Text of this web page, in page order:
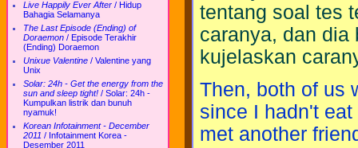
Live Happily Ever After / Hidup
Bahagia Selamanya
The Last Episode (Ending) of
Doraemon / Episode Terakhir
(Ending) Doraemon
Unixue Valentine / Valentine yang
Unix
Solar: 24h - Get the energy from the
sun and sleep tight! / Solar: 24h -
Kumpulkan listrik dan bunuh
nyamuk!
Korean Infotainment - December
2011 / Infotainment Korea -
Desember 2011
tentang soal tes
caranya, dan dia
kujelaskan
Then, both of us
since I hadn't
met another